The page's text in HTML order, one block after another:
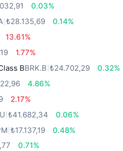
0.03%
₺28.135,69
0.14%
13.61%
1.77%
BBRK.B ₺24.702,29
0.32%
4.86%
2.17%
₺41.682,34
0.06%
₺17.137,19
0.48%
0.71%